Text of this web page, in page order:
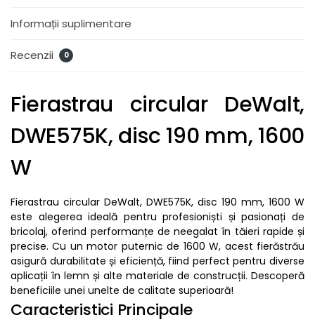
Informații suplimentare
Recenzii 0
Fierastrau circular DeWalt,
DWE575K, disc 190 mm, 1600
W
Fierastrau circular DeWalt, DWE575K, disc 190 mm, 1600 W
este alegerea ideală pentru profesioniști și pasionați de
bricolaj, oferind performanțe de neegalat în tăieri rapide și
precise. Cu un motor puternic de 1600 W, acest fierăstrău
asigură durabilitate și eficiență, fiind perfect pentru diverse
aplicații în lemn și alte materiale de construcții. Descoperă
beneficiile unei unelte de calitate superioară!
Caracteristici Principale